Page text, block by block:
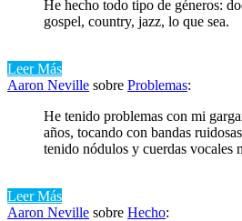
He hecho todo tipo de géneros:
gospel, country, jazz, lo que sea.
Leer Más
Aaron Neville sobre Problemas:
He tenido problemas con mi
años, tocando con bandas
tenido nódulos y cuerdas vocales
Leer Más
Aaron Neville sobre Hecho: